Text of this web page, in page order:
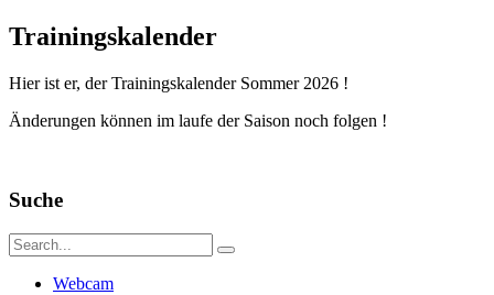
Trainingskalender
Hier ist er, der Trainingskalender Sommer 2026 !
Änderungen können im laufe der Saison noch folgen !
Suche
Webcam